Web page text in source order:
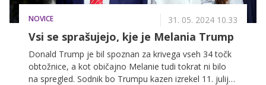
NOVICE 31. 05. 2024 10.33
Vsi se sprašujejo, kje je Melania Trump
Donald Trump je bil spoznan za krivega vseh 34 točk
obtožnice, a kot običajno Melanie tudi tokrat ni bilo
na spregled. Sodnik bo Trumpu kazen izrekel 11. julija.